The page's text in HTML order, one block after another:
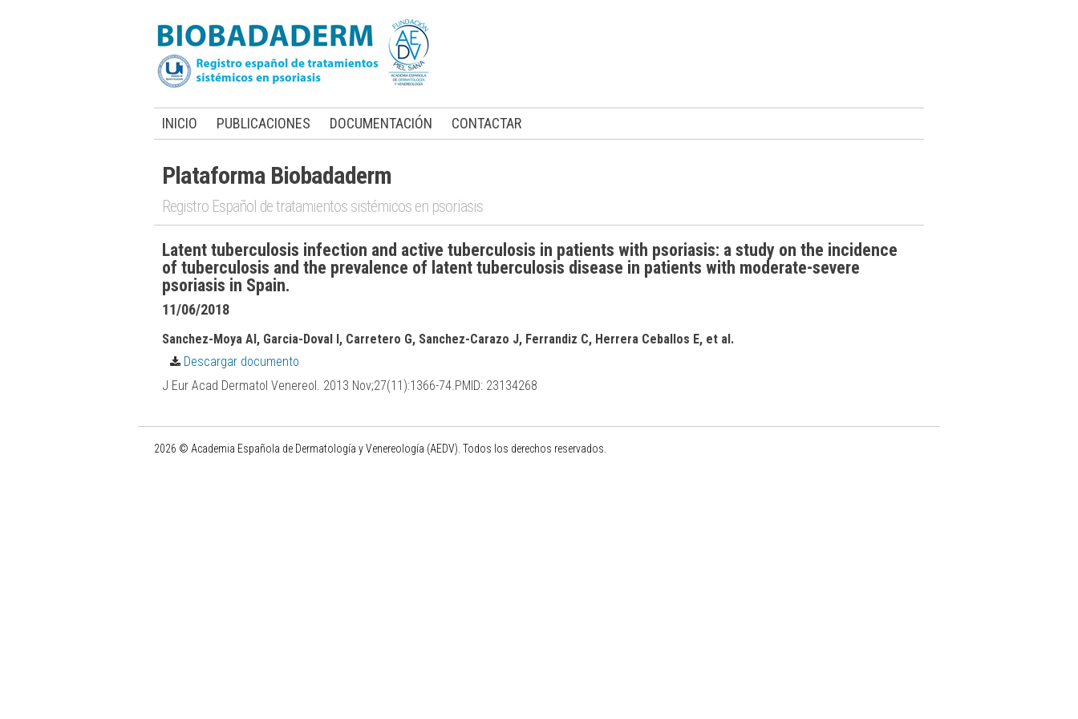
INICIO PUBLICACIONES DOCUMENTACIÓN CONTACTAR
Plataforma Biobadaderm
Registro Español de tratamientos sistémicos en psoriasis
Latent tuberculosis infection and active tuberculosis in patients with psoriasis: a study on the incidence
of tuberculosis and the prevalence of latent tuberculosis disease in patients with moderate-severe
psoriasis in Spain.
11/06/2018
Sanchez-Moya AI, Garcia-Doval I, Carretero G, Sanchez-Carazo J, Ferrandiz C, Herrera Ceballos E, et al.
Descargar documento
J Eur Acad Dermatol Venereol. 2013 Nov;27(11):1366-74.PMID: 23134268
2026 © Academia Española de Dermatología y Venereología (AEDV). Todos los derechos reservados.